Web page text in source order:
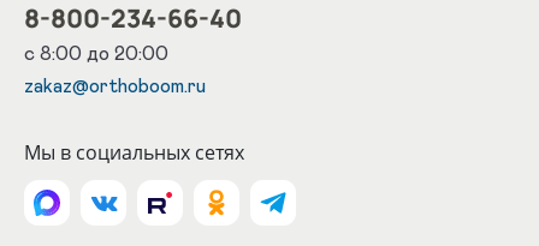
8-800-234-66-40
с 8:00 до 20:00
zakaz@orthoboom.ru
Мы в социальных сетях